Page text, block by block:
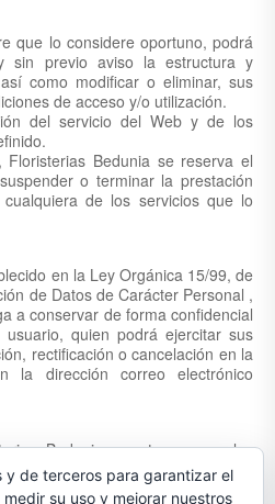
que lo considere oportuno, podrá
sin previo aviso la estructura y
como modificar o eliminar, sus
de acceso y/o utilización.
del servicio del Web y de los
Bedunia se reserva el
o terminar la prestación
de los servicios que lo
en la Ley Orgánica 15/99, de
de Datos de Carácter Personal ,
a conservar de forma confidencial
quien podrá ejercitar sus
rectificación o cancelación en la
dirección correo electrónico
Bedunia, mantenga con los
de la información facilitada en
a la legislación española,
y de terceros para garantizar el
su uso y mejorar nuestros